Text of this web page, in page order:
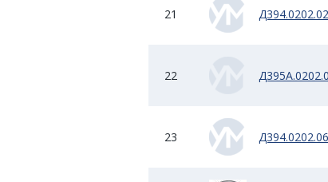
21
22
23